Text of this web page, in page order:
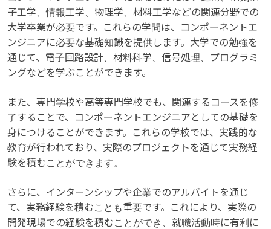
子工学、情報工学、物理学、材料工学などの関連分野での
大学卒業が必要です。これらの学問は、コンポーネントエ
ンジニアに必要な基礎知識を提供します。大学での勉強を
通じて、電子回路設計、材料科学、信号処理、プログラミ
ングなどを学ぶことができます。
また、専門学校や高等専門学校でも、関連するコースを修
了することで、コンポーネントエンジニアとしての基礎を
身につけることができます。これらの学校では、実践的な
教育が行われており、実際のプロジェクトを通じて実務経
験を積むことができます。
さらに、インターンシップや企業でのアルバイトを通じ
て、実務経験を積むことも重要です。これにより、実際の
開発現場での経験を積むことができ、就職活動時に有利に